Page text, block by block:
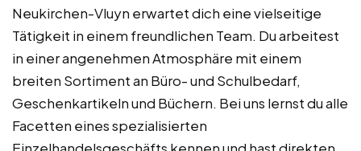
Neukirchen-Vluyn erwartet dich eine vielseitige
Tätigkeit in einem freundlichen Team. Du arbeitest
in einer angenehmen Atmosphäre mit einem
breiten Sortiment an Büro- und Schulbedarf,
Geschenkartikeln und Büchern. Bei uns lernst du alle
Facetten eines spezialisierten